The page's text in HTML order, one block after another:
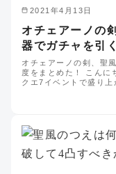
2021年4月13日
オチェアーノの
器でガチャを引
オチェアーノの剣、聖
度をまとめた！ こんに
クエ7イベントで盛り